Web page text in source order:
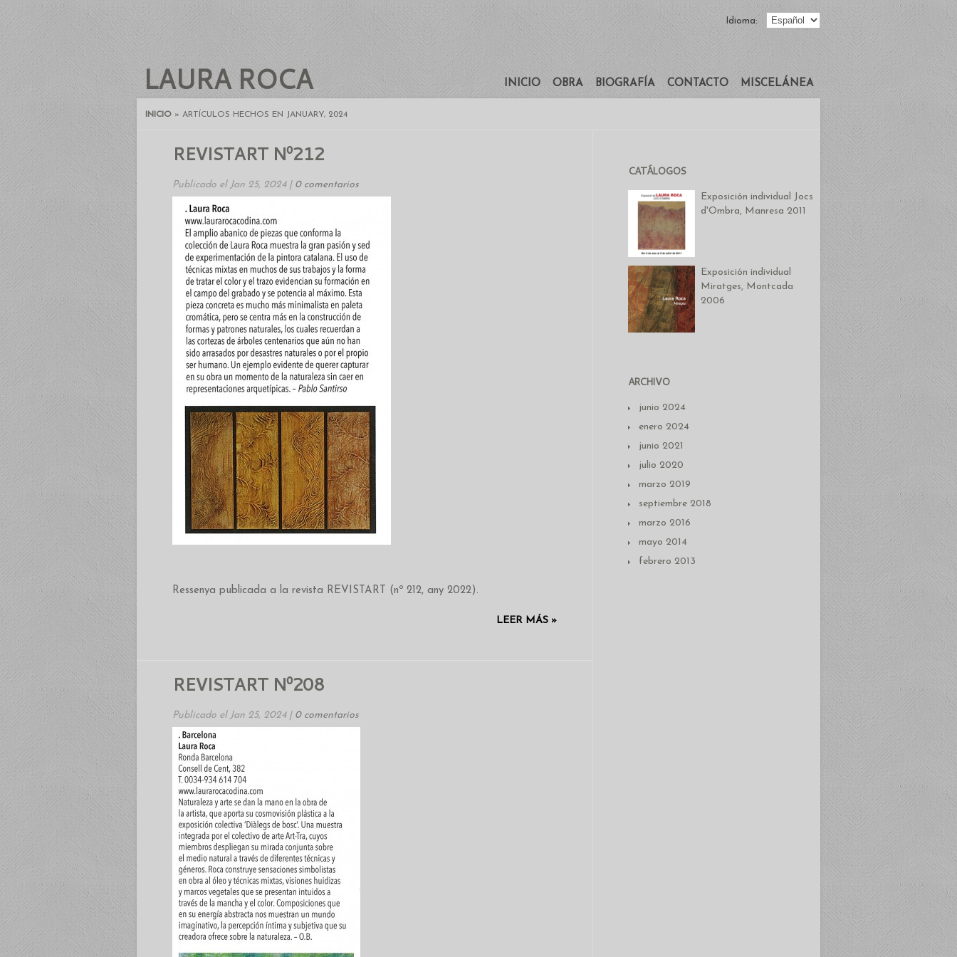
Idioma:
LAURA ROCA INICIO OBRA BIOGRAFÍA CONTACTO MISCELÁNEA
INICIO » ARTÍCULOS HECHOS EN JANUARY, 2024
REVISTART Nº212
Publicado el Jan 25, 2024 | 0 comentarios
Ressenya publicada a la revista REVISTART (nº 212, any 2022).
LEER MÁS »
REVISTART Nº208
Publicado el Jan 25, 2024 | 0 comentarios
CATÁLOGOS
Exposición individual Jocs
d'Ombra, Manresa 2011
Exposición individual
Miratges, Montcada
2006
ARCHIVO
junio 2024
enero 2024
junio 2021
julio 2020
marzo 2019
septiembre 2018
marzo 2016
mayo 2014
febrero 2013